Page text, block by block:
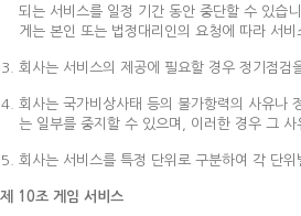
되는 서비스를 일정 기간 동안 중단할 수 있습
게는 본인 또는 법정대리인의 요청에 따라 서
회사는 서비스의 제공에 필요할 경우 정기점
회사는 국가비상사태 등의 불가항력의 사유나
는 일부를 중지할 수 있으며, 이러한 경우 그
회사는 서비스를 특정 단위로 구분하여 각 단
제 10조 게임 서비스